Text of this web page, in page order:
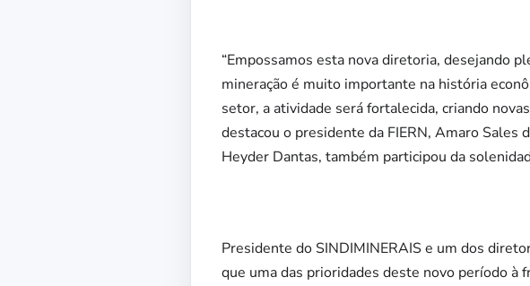
“Empossamos esta nova diretoria, desejando
mineração é muito importante na história
setor, a atividade será fortalecida, criando
destacou o presidente da FIERN, Amaro Sales
Heyder Dantas, também participou da
Presidente do SINDIMINERAIS e um dos
que uma das prioridades deste novo período à